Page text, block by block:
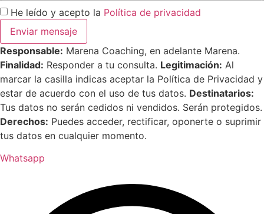
He leído y acepto la Política de privacidad
Enviar mensaje
Responsable: Marena Coaching, en adelante Marena.
Finalidad: Responder a tu consulta. Legitimación: Al
marcar la casilla indicas aceptar la Política de Privacidad y
estar de acuerdo con el uso de tus datos. Destinatarios:
Tus datos no serán cedidos ni vendidos. Serán protegidos.
Derechos: Puedes acceder, rectificar, oponerte o suprimir
tus datos en cualquier momento.
Whatsapp